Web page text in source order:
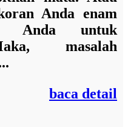
Anda enam
untuk
masalah
baca detail